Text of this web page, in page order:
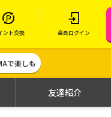
ント交換 会員ログイン
で楽しも
友達紹介